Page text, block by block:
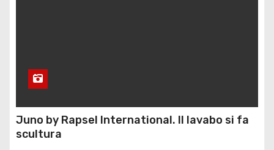
Juno by Rapsel International. Il lavabo si fa
scultura